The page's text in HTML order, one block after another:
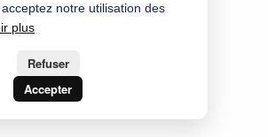
notre utilisation des
plus
Refuser
Accepter